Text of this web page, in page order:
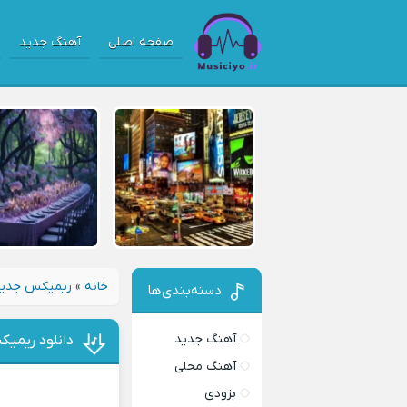
صفحه اصلی آهنگ جدید
خانه » ریمیکس
دانلود
دسته‌بندی‌ها
آهنگ جدید
آهنگ محلی
بزودی